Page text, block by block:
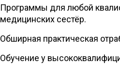
Программы для любой
медицинских сестёр.
Обширная практическая
Обучение у